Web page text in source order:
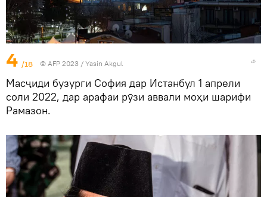
4 /18 © AFP 2023 / Yasin Akgul
Масҷиди бузурги София дар Истанбул 1 апрели
соли 2022, дар арафаи рӯзи аввали моҳи шарифи
Рамазон.